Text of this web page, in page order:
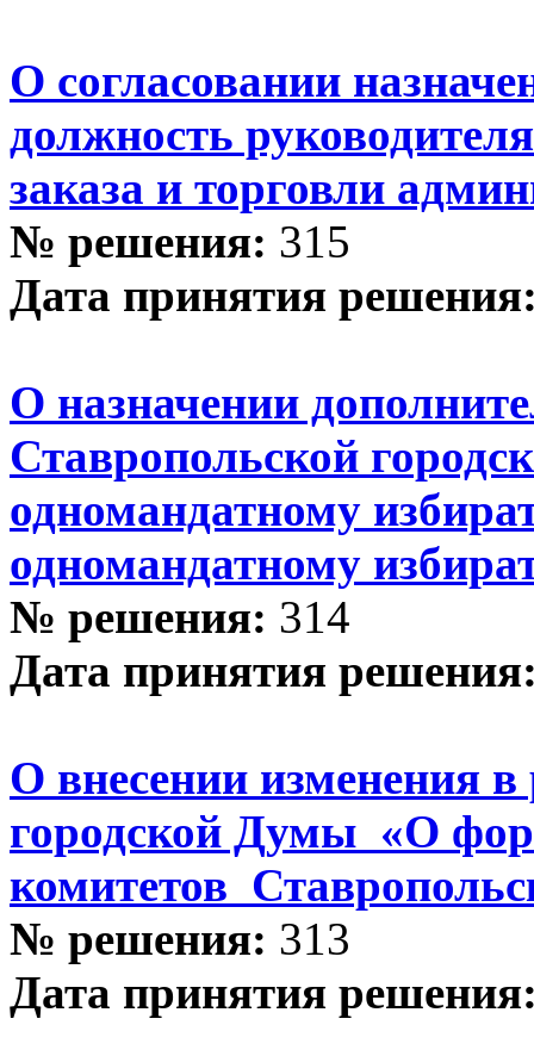
О согласовании
должность
заказа и торговли
№ решения: 315
Дата принятия
О назначении
Ставропольской
одномандатному
одномандатному
№ решения: 314
Дата принятия
О внесении изменения
городской Думы «О
комитетов
№ решения: 313
Дата принятия